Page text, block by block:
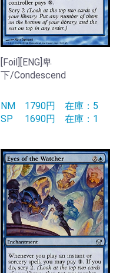
[Foil][ENG]卑
下/Condescend
NM 1790円在庫：5
SP
1690円在庫：1